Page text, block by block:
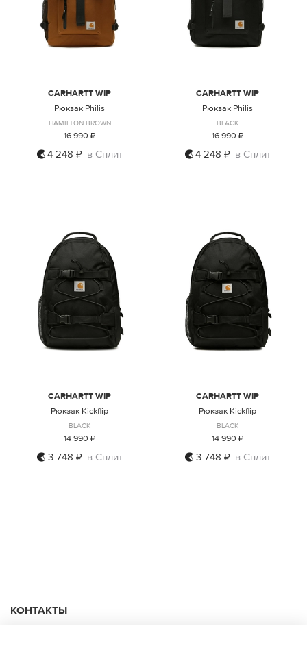
ONE SIZE
CARHARTT WIP
Рюкзак Philis
HAMILTON BROWN
16 990 ₽
4 248 ₽ в Сплит ONE SIZE
CARHARTT WIP
Рюкзак Philis
BLACK
16 990 ₽
4 248 ₽ в Сплит
ONE SIZE
CARHARTT WIP
Рюкзак Kickflip
BLACK
14 990 ₽
3 748 ₽ в Сплит ONE SIZE
CARHARTT WIP
Рюкзак Kickflip
BLACK
14 990 ₽
3 748 ₽ в Сплит
КОНТАКТЫ